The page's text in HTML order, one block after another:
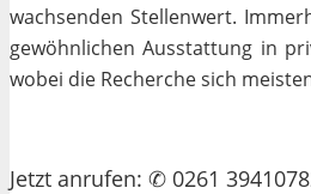
wachsenden Stellenwert.
gewöhnlichen Ausstattung in
wobei die Recherche sich
Jetzt anrufen: ✆ 0261